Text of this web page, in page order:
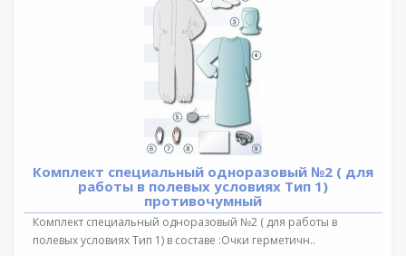
Комплект специальный одноразовый №2 ( для
работы в полевых условиях Тип 1)
противочумный
Комплект специальный одноразовый №2 ( для работы в
полевых условиях Тип 1) в составе :Очки герметичн..